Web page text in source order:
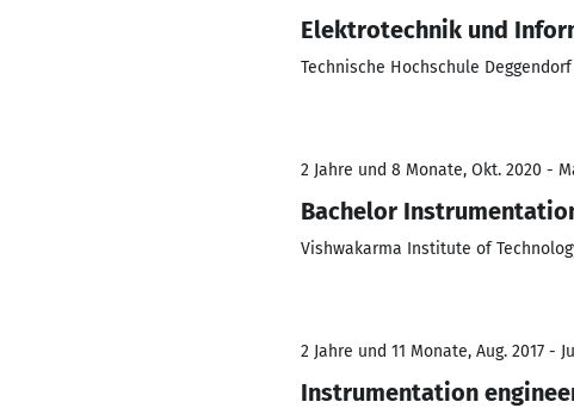
Elektrotechnik und
Technische Hochschule Deggendorf
2 Jahre und 8 Monate, Okt. 2020 -
Bachelor
Vishwakarma Institute of
2 Jahre und 11 Monate, Aug. 2017 -
Instrumentation